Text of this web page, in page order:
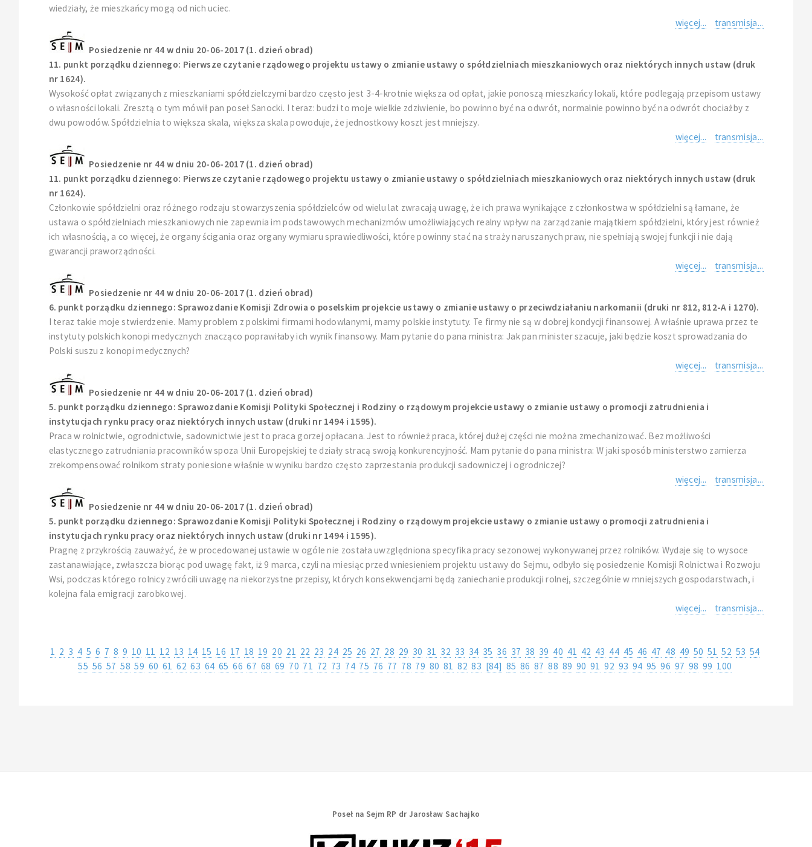
wiedziały, że mieszkańcy mogą od nich uciec.
więcej...
transmisja...
Posiedzenie nr 44 w dniu 20-06-2017 (1. dzień obrad)
11. punkt porządku dziennego: Pierwsze czytanie rządowego projektu ustawy o zmianie ustawy o spółdzielniach mieszkaniowych oraz niektórych innych ustaw (druk
nr 1624).
Wysokość opłat związanych z mieszkaniami spółdzielczymi bardzo często jest 3-4-krotnie większa od opłat, jakie ponoszą mieszkańcy lokali, które podlegają przepisom ustawy
o własności lokali. Zresztą o tym mówił pan poseł Sanocki. I teraz: budzi to moje wielkie zdziwienie, bo powinno być na odwrót, normalnie powinno być na odwrót chociażby z
dwu powodów. Spółdzielnia to większa skala, większa skala powoduje, że jednostkowy koszt jest mniejszy.
więcej...
transmisja...
Posiedzenie nr 44 w dniu 20-06-2017 (1. dzień obrad)
11. punkt porządku dziennego: Pierwsze czytanie rządowego projektu ustawy o zmianie ustawy o spółdzielniach mieszkaniowych oraz niektórych innych ustaw (druk
nr 1624).
Członkowie spółdzielni oraz różnego rodzaju stowarzyszenia spółdzielców od wielu lat zwracają uwagę, że ich prawa wynikające z członkostwa w spółdzielni są łamane, że
ustawa o spółdzielniach mieszkaniowych nie zapewnia im podstawowych mechanizmów umożliwiających realny wpływ na zarządzanie majątkiem spółdzielni, który jest również
ich własnością, a co więcej, że organy ścigania oraz organy wymiaru sprawiedliwości, które powinny stać na straży naruszanych praw, nie spełniają swojej funkcji i nie dają
gwarancji praworządności.
więcej...
transmisja...
Posiedzenie nr 44 w dniu 20-06-2017 (1. dzień obrad)
6. punkt porządku dziennego: Sprawozdanie Komisji Zdrowia o poselskim projekcie ustawy o zmianie ustawy o przeciwdziałaniu narkomanii (druki nr 812, 812-A i 1270).
I teraz takie moje stwierdzenie. Mamy problem z polskimi firmami hodowlanymi, mamy polskie instytuty. Te firmy nie są w dobrej kondycji finansowej. A właśnie uprawa przez te
instytuty polskich konopi medycznych znacząco poprawiłaby ich wynik finansowy. Mam pytanie do pana ministra: Jak pan minister szacuje, jaki będzie koszt sprowadzania do
Polski suszu z konopi medycznych?
więcej...
transmisja...
Posiedzenie nr 44 w dniu 20-06-2017 (1. dzień obrad)
5. punkt porządku dziennego: Sprawozdanie Komisji Polityki Społecznej i Rodziny o rządowym projekcie ustawy o zmianie ustawy o promocji zatrudnienia i
instytucjach rynku pracy oraz niektórych innych ustaw (druki nr 1494 i 1595).
Praca w rolnictwie, ogrodnictwie, sadownictwie jest to praca gorzej opłacana. Jest to również praca, której dużej części nie można zmechanizować. Bez możliwości
elastycznego zatrudniania pracowników spoza Unii Europejskiej te działy stracą swoją konkurencyjność. Mam pytanie do pana ministra: W jaki sposób ministerstwo zamierza
zrekompensować rolnikom straty poniesione właśnie w wyniku bardzo często zaprzestania produkcji sadowniczej i ogrodniczej?
więcej...
transmisja...
Posiedzenie nr 44 w dniu 20-06-2017 (1. dzień obrad)
5. punkt porządku dziennego: Sprawozdanie Komisji Polityki Społecznej i Rodziny o rządowym projekcie ustawy o zmianie ustawy o promocji zatrudnienia i
instytucjach rynku pracy oraz niektórych innych ustaw (druki nr 1494 i 1595).
Pragnę z przykrością zauważyć, że w procedowanej ustawie w ogóle nie została uwzględniona specyfika pracy sezonowej wykonywanej przez rolników. Wydaje się to wysoce
zastanawiające, zwłaszcza biorąc pod uwagę fakt, iż 9 marca, czyli na miesiąc przed wniesieniem projektu ustawy do Sejmu, odbyło się posiedzenie Komisji Rolnictwa i Rozwoju
Wsi, podczas którego rolnicy zwrócili uwagę na niekorzystne przepisy, których konsekwencjami będą zaniechanie produkcji rolnej, szczególnie w mniejszych gospodarstwach, i
kolejna fala emigracji zarobkowej.
więcej...
transmisja...
1 2 3 4 5 6 7 8 9 10 11 12 13 14 15 16 17 18 19 20 21 22 23 24 25 26 27 28 29 30 31 32 33 34 35 36 37 38 39 40 41 42 43 44 45 46 47 48 49 50 51 52 53 54
55 56 57 58 59 60 61 62 63 64 65 66 67 68 69 70 71 72 73 74 75 76 77 78 79 80 81 82 83 [84] 85 86 87 88 89 90 91 92 93 94 95 96 97 98 99 100
Poseł na Sejm RP dr Jarosław Sachajko